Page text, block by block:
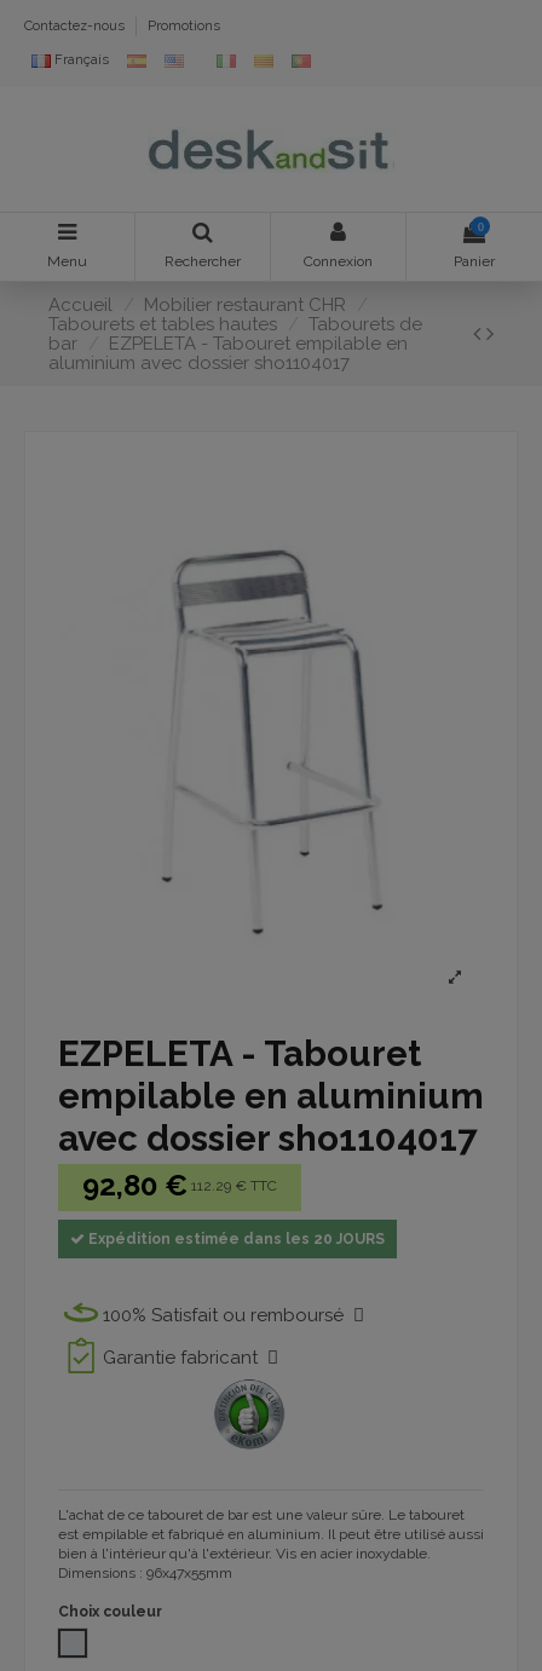
Contactez-nous Promotions
Français
Menu Rechercher Connexion
0
Panier
Accueil
Mobilier restaurant CHR
Tabourets et tables hautes
Tabourets de
bar
EZPELETA - Tabouret empilable en
aluminium avec dossier sho1104017
EZPELETA - Tabouret
empilable en aluminium
avec dossier sho1104017
92,80 € 112.29 € TTC
Expédition estimée dans les 20 JOURS
100% Satisfait ou remboursé
Garantie fabricant
L'achat de ce tabouret de bar est une valeur sûre. Le tabouret
est empilable et fabriqué en aluminium. Il peut être utilisé aussi
bien à l'intérieur qu'à l'extérieur. Vis en acier inoxydable.
Dimensions : 96x47x55mm
Choix couleur